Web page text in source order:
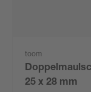
toom
25 x 28 mm